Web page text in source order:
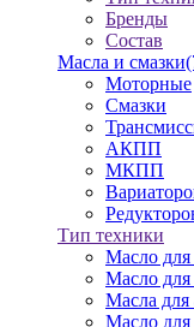
Бренды
Состав
Масла и смазки
Моторные
Смазки
АКПП
МКПП
Тип техники
Масло для
Масло
Масла для
Масло